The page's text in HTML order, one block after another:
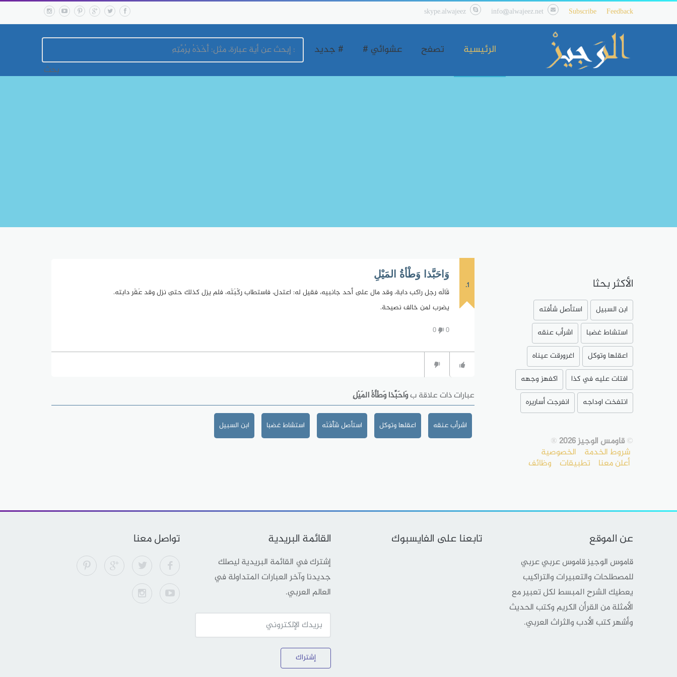
Feedback
Subscribe
info@alwajeez.net
skype.alwajeez
الرئيسية تصفح عشوائي # # جديد
1.
وَاحَبَّذا وَطْأةُ المَيْلِ
قَالَه رجل راكب دابة، وقد مال على أحد جانبيه، فقيل له: اعتدل، فاستطاب رِكْبَتَه، فلم يزل كذلك حتى نزل وقد عَقَر دابته.
يضرب لمن خالف نصيحة.
0
0
عبارات ذات علاقة بوَاحَبَّذا وَطْأةُ المَيْلِ
اشرأب عنقه اعقلها وتوكل استأصل شَأْفَتَه استشاط غضبا ابن السبيل
الأكثر بحثا
ابن السبيل
استأصل شأفته
استشاط غضبا
اشرأب عنقه
اعقلها وتوكل
اغرورقت عيناه
افتات عليه في كذا
اكفهز وجهه
انتفخت اوداجه
انفرجت أساريره
©قاومس الوجيز 2026 ®
شروط الخدمة الخصوصية
أعلن معنا تطبيقات وظائف
عن الموقع
قاموس الوجيز قاموس عربي عربي
للمصطلحات والتعبيرات والتراكيب
يعطيك الشرح المبسط لكل تعبير مع
الأمثلة من القرأن الكريم وكتب الحديث
وأشهر كتب الأدب والثراث العربي.
تابعنا على الفايسبوك القائمة البريدية
إشترك في القائمة البريدية ليصلك
جديدنا وآخر العبارات المتداولة في
العالم العربي.
إشتراك
تواصل معنا